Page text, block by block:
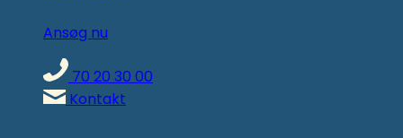
Ansøg nu
70 20 30 00
Kontakt